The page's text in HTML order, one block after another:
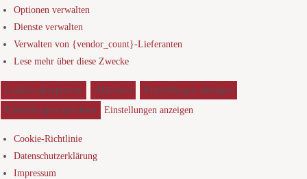
Optionen verwalten
Dienste verwalten
Verwalten von {vendor_count}-Lieferanten
Lese mehr über diese Zwecke
Cookies akzeptieren Ablehnen
Einstellungen anzeigen
Einstellungen speichern
Einstellungen anzeigen
Cookie-Richtlinie
Datenschutzerklärung
Impressum